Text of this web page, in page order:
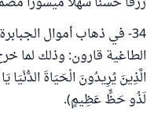
34- في ذهاب أموال
الطاغية قارون: وذلك لما
الَّذِينَ يُرِيدُونَ الْحَيَاةَ الدُّنْيَا
لَذُو حَظٍّ عَظِيمٍ).